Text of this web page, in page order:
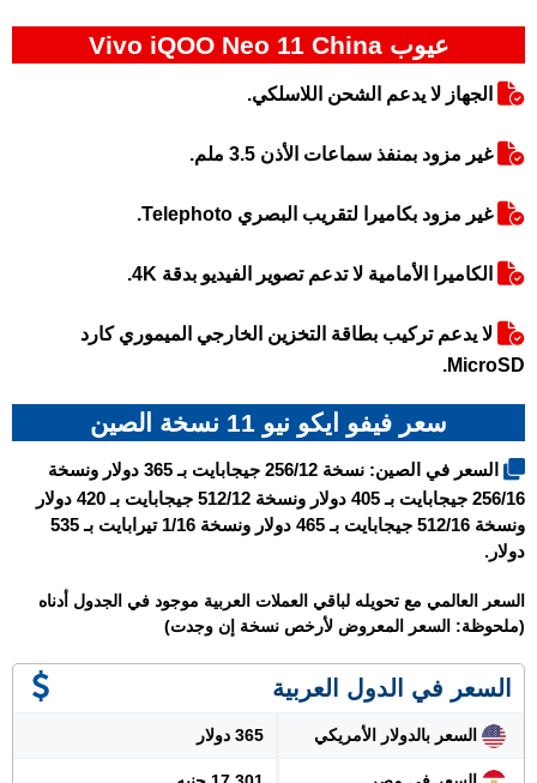
عيوب Vivo iQOO Neo 11 China
الجهاز لا يدعم الشحن اللاسلكي.
غير مزود بمنفذ سماعات الأذن 3.5 ملم.
غير مزود بكاميرا لتقريب البصري Telephoto.
الكاميرا الأمامية لا تدعم تصوير الفيديو بدقة 4K.
لا يدعم تركيب بطاقة التخزين الخارجي الميموري كارد
MicroSD.
سعر فيفو ايكو نيو 11 نسخة الصين
السعر في الصين: نسخة 256/12 جيجابايت بـ 365 دولار ونسخة
256/16 جيجابايت بـ 405 دولار ونسخة 512/12 جيجابايت بـ 420 دولار
ونسخة 512/16 جيجابايت بـ 465 دولار ونسخة 1/16 تيرابايت بـ 535
دولار.
السعر العالمي مع تحويله لباقي العملات العربية موجود في الجدول أدناه
(ملحوظة: السعر المعروض لأرخص نسخة إن وجدت)
السعر في الدول العربية
السعر بالدولار الأمريكي 365 دولار